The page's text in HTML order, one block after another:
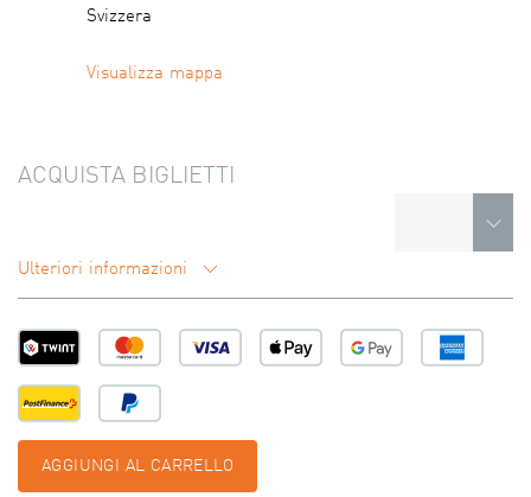
Svizzera
Visualizza mappa
ACQUISTA BIGLIETTI
Ulteriori informazioni
AGGIUNGI AL CARRELLO